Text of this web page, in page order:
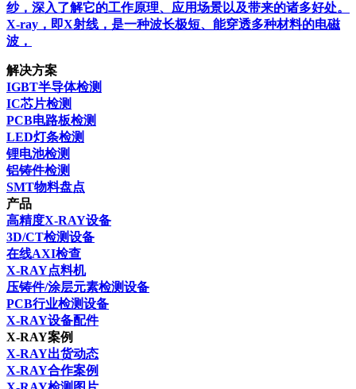
纱，深入了解它的工作原理、应用场景以及带来的诸多好处。
X-ray，即X射线，是一种波长极短、能穿透多种材料的电磁
波，
解决方案
IGBT半导体检测
IC芯片检测
PCB电路板检测
LED灯条检测
锂电池检测
铝铸件检测
SMT物料盘点
产品
高精度X-RAY设备
3D/CT检测设备
在线AXI检查
X-RAY点料机
压铸件/涂层元素检测设备
PCB行业检测设备
X-RAY设备配件
X-RAY案例
X-RAY出货动态
X-RAY合作案例